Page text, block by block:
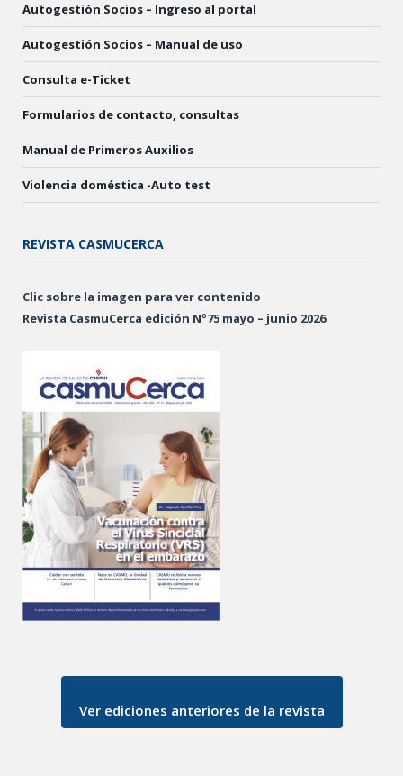
Autogestión Socios – Ingreso al portal
Autogestión Socios – Manual de uso
Consulta e-Ticket
Formularios de contacto, consultas
Manual de Primeros Auxilios
Violencia doméstica -Auto test
REVISTA CASMUCERCA
Clic sobre la imagen para ver contenido
Revista CasmuCerca edición Nº75 mayo – junio 2026
Ver ediciones anteriores de la revista